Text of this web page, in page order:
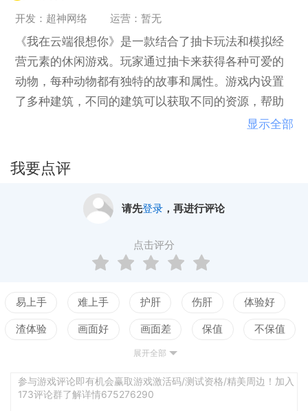
开发：超神网络 运营：暂无
《我在云端很想你》是一款结合了抽卡玩法和模拟经
营元素的休闲游戏。玩家通过抽卡来获得各种可爱的
动物，每种动物都有独特的故事和属性。游戏内设置
了多种建筑，不同的建筑可以获取不同的资源，帮助
玩家更好地经营和发展他们的云端世界。你将赚取星
妙故事，打造出一个独一无二的天堂乐园。来《我在
你的美好记忆吧！
显示全部
我要点评
请先登录，再进行评论
点击评分
易上手 难上手 护肝 伤肝 体验好
渣体验 画面好 画面差 保值 不保值
测试
展开全部
参与游戏评论即有机会赢取游戏激活码/测试资格/精美周边！加入
173评论群了解详情675276290